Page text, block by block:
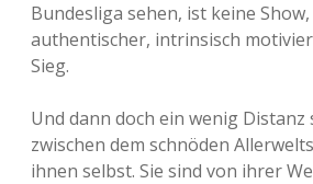
Bundesliga sehen, ist keine
authentischer, intrinsisch
Sieg.
Und dann doch ein wenig Distanz
zwischen dem schnöden
ihnen selbst. Sie sind von ihrer